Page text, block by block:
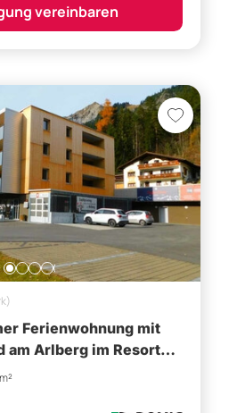
vereinbaren
Ferienwohnung mit
am Arlberg im Resort
Top2